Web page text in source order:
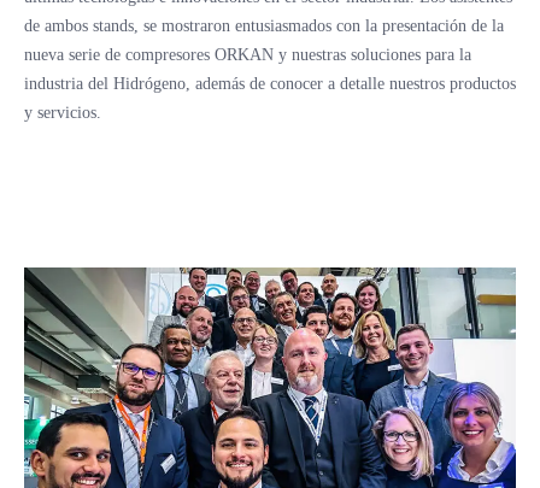
de ambos stands, se mostraron entusiasmados con la presentación de la
nueva serie de compresores ORKAN y nuestras soluciones para la
industria del Hidrógeno, además de conocer a detalle nuestros productos
y servicios.